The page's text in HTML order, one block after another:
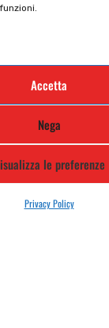
Accetta
Nega
le preferenze
Privacy Policy
newsletter e